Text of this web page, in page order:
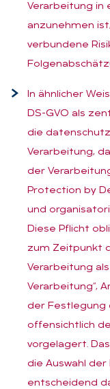
Verarbeitung in
anzunehmen
verbundene
In ähnlicher
DS-GVO als
die
Verarbeitung,
der
Protection by
und
Diese Pflicht
zum Zeitpunkt
Verarbeitung
Verarbeitung“,
der Festlegung
offensichtlich
vorgelagert.
die Auswahl
entscheidend